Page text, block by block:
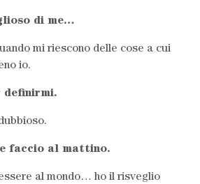
di me…
mi riescono delle cose a cui
io.
definirmi.
faccio al mattino.
al mondo… ho il risveglio